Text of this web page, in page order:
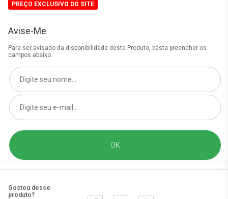
PREÇO EXCLUSIVO DO SITE
Avise-Me
Para ser avisado da disponibilidade deste Produto, basta preencher os
campos abaixo.
Gostou desse
produto?